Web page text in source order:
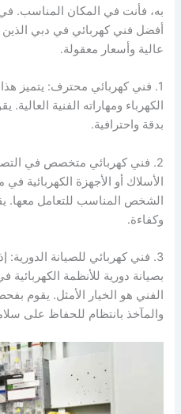
به، فأنت في المكان المناسب.
أفضل فني كهربائي في دبي
عالية وأسعار معقولة.
1. فني كهربائي محترف: يتميز
الكهرباء ومهاراته الفنية
بدقة واحترافية.
2. فني كهربائي متخصص في
الأسلاك أو الأجهزة الكهربائية
الشخص المناسب للتعامل معها.
وكفاءة.
3. فني كهربائي للصيانة
بصيانة دورية للأنظمة
الفني هو الخيار الأمثل. يقوم
والمآخذ بانتظام للحفاظ على